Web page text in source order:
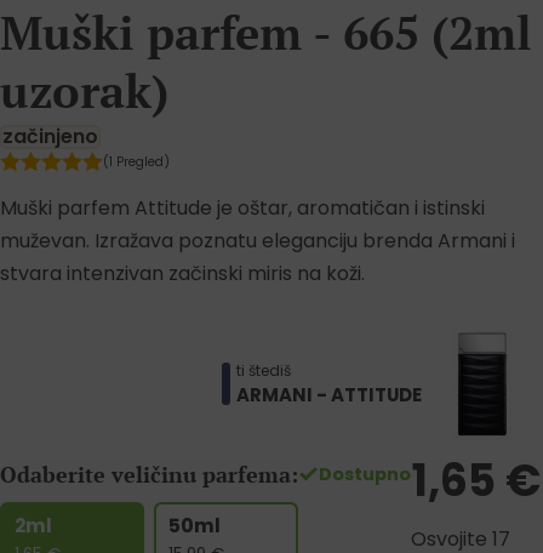
Muški parfem - 665 (2ml
uzorak)
začinjeno
(1 Pregled)
Muški parfem Attitude je oštar, aromatičan i istinski
muževan. Izražava poznatu eleganciju brenda Armani i
stvara intenzivan začinski miris na koži.
ti štediš
ARMANI - ATTITUDE
Odaberite veličinu parfema:
2ml 50ml
Dostupno1,65 €
Osvojite 17